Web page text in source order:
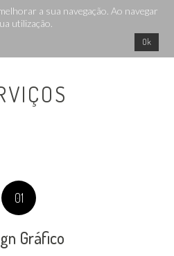
01
Gráfico
a sua navegação. Ao navegar
utilização.
Ok